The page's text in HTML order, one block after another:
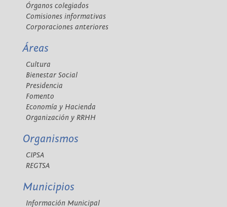
Órganos colegiados
Comisiones informativas
Corporaciones anteriores
Áreas
Cultura
Bienestar Social
Presidencia
Fomento
Economía y Hacienda
Organización y RRHH
Organismos
CIPSA
REGTSA
Municipios
Información Municipal